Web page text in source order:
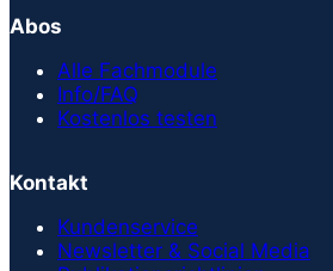
Abos
Alle Fachmodule
Info/FAQ
Kostenlos testen
Kontakt
Kundenservice
Newsletter & Social Media